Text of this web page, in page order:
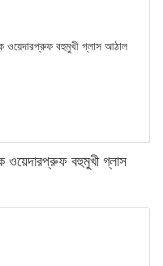
ওয়েদারপ্রুফ বহুমুখী গ্লাস